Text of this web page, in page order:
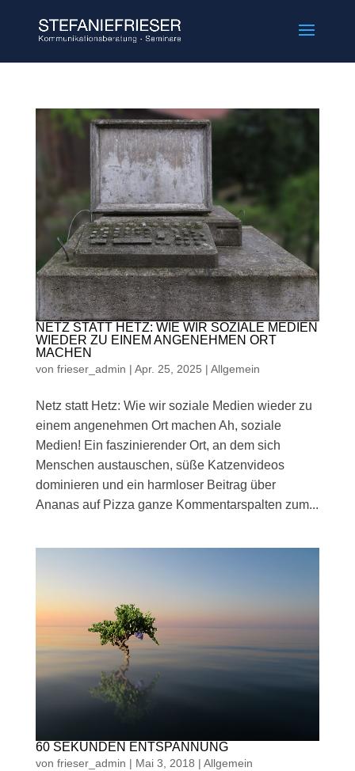
NETZ STATT HETZ: WIE WIR SOZIALE MEDIEN
WIEDER ZU EINEM ANGENEHMEN ORT
MACHEN
von frieser_admin | Apr. 25, 2025 | Allgemein
Netz statt Hetz: Wie wir soziale Medien wieder zu
einem angenehmen Ort machen Ah, soziale
Medien! Ein faszinierender Ort, an dem sich
Menschen austauschen, süße Katzenvideos
dominieren und ein harmloser Beitrag über
Ananas auf Pizza ganze Kommentarspalten zum...
60 SEKUNDEN ENTSPANNUNG
von frieser_admin | Mai 3, 2018 | Allgemein